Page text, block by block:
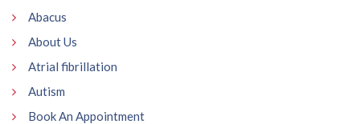
Abacus
About Us
Atrial fibrillation
Autism
Book An Appointment